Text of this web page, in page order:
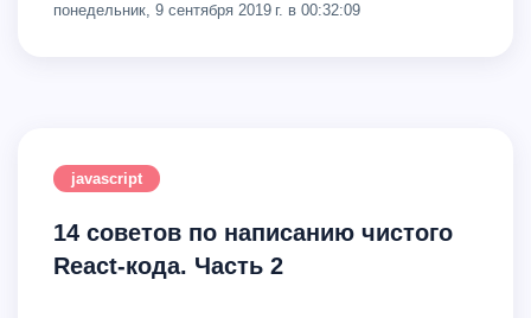
понедельник, 9 сентября 2019 г. в 00:32:09
javascript
14 советов по написанию чистого
React-кода. Часть 2